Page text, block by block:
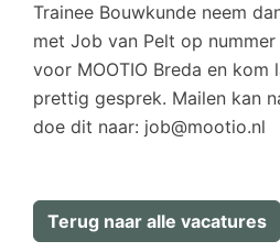
Trainee Bouwkunde neem
met Job van Pelt op nummer
voor MOOTIO Breda en kom
prettig gesprek. Mailen kan
doe dit naar: job@mootio.nl
Terug naar alle vacatures